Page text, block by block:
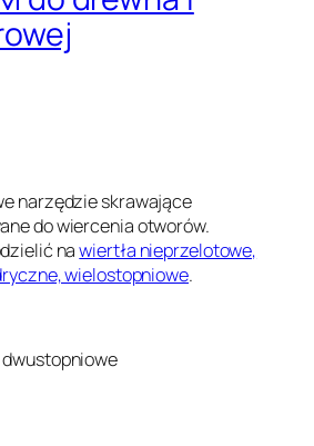
narzędzie skrawające
do wiercenia otworów.
nawiertła nieprzelotowe,
wielostopniowe.